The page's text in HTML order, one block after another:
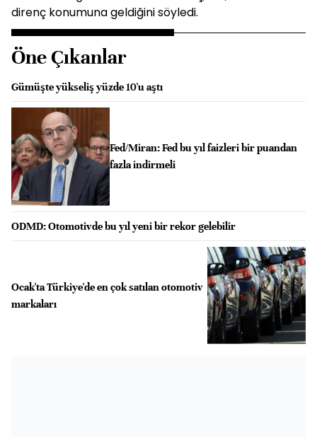
direnç konumuna geldiğini söyledi.
Öne Çıkanlar
Gümüşte yükseliş yüzde 10'u aştı
Fed/Miran: Fed bu yıl faizleri bir puandan
fazla indirmeli
ODMD: Otomotivde bu yıl yeni bir rekor gelebilir
Ocak'ta Türkiye'de en çok satılan otomotiv
markaları